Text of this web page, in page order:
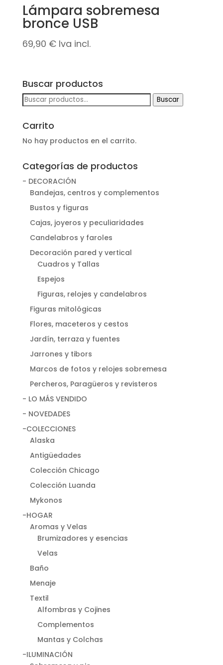
Lámpara sobremesa
bronce USB
69,90 € Iva incl.
Buscar productos
Buscar
por:
Buscar
Carrito
No hay productos en el carrito.
Categorías de productos
- DECORACIÓN
Bandejas, centros y complementos
Bustos y figuras
Cajas, joyeros y peculiaridades
Candelabros y faroles
Decoración pared y vertical
Cuadros y Tallas
Espejos
Figuras, relojes y candelabros
Figuras mitológicas
Flores, maceteros y cestos
Jardín, terraza y fuentes
Jarrones y tibors
Marcos de fotos y relojes sobremesa
Percheros, Paragüeros y revisteros
- LO MÁS VENDIDO
- NOVEDADES
-COLECCIONES
Alaska
Antigüedades
Colección Chicago
Colección Luanda
Mykonos
-HOGAR
Aromas y Velas
Brumizadores y esencias
Velas
Baño
Menaje
Textil
Alfombras y Cojines
Complementos
Mantas y Colchas
-ILUMINACIÓN